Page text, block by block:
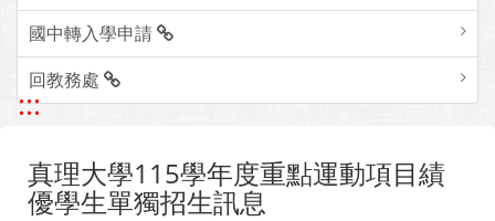
國中轉入學申請
回教務處
:::
真理大學115學年度重點運動項目績
優學生單獨招生訊息